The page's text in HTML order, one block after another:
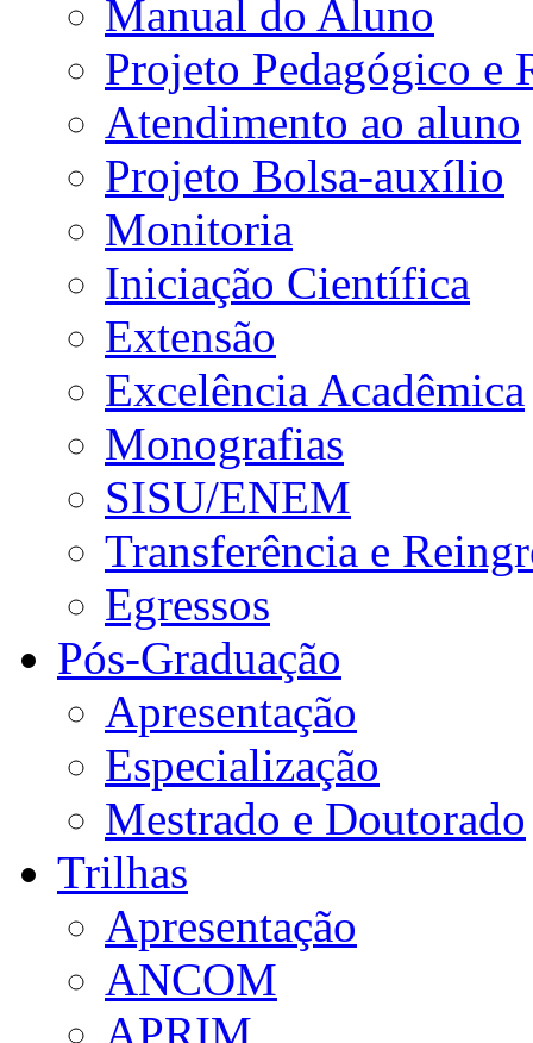
Manual do Aluno
Projeto Pedagógico e
Atendimento ao aluno
Projeto Bolsa-auxílio
Monitoria
Iniciação Científica
Extensão
Excelência Acadêmica
Monografias
SISU/ENEM
Transferência e
Egressos
Pós-Graduação
Apresentação
Especialização
Mestrado e Doutorado
Trilhas
Apresentação
ANCOM
APRIM